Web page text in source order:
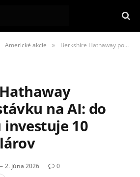
Americké akcie » Berkshire Hathaway posilňuje stávku na AI: do Alphabetu investuje 10 miliárd dolárov
na AI: do
10
2. júna 2026 0